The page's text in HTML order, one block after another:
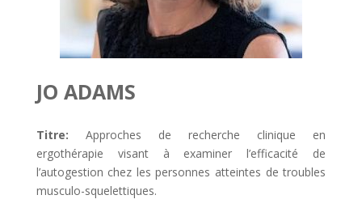
JO ADAMS
Titre: Approches de recherche clinique en
ergothérapie visant à examiner l’efficacité de
l’autogestion chez les personnes atteintes de troubles
musculo-squelettiques.